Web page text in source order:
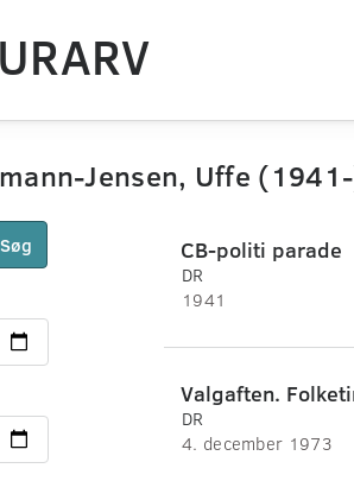
Jensen, Uffe
Søg CB-politi parade
DR
1941
Valgaften.
DR
4. december 1973